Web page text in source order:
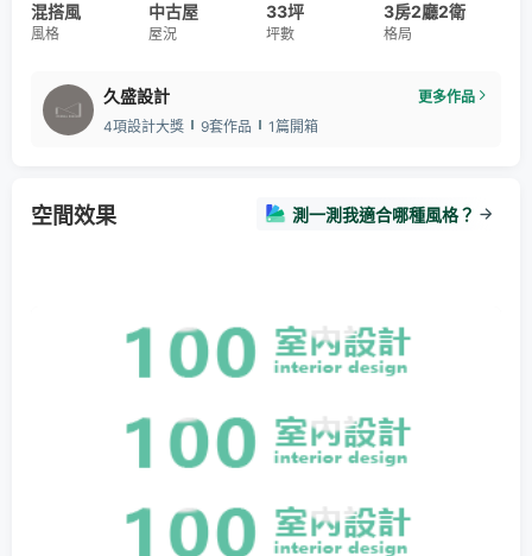
混搭風
風格
中古屋
屋況
33坪
坪數
3房2廳2衛
格局
久盛設計
更多作品
4項設計大獎
9套作品 1篇開箱
空間效果 測一測我適合哪種風格？